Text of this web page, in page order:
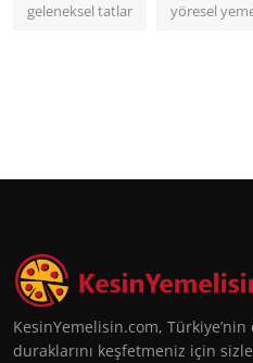
geleneksel tatlar yöresel
KesinYemelisin.com,
duraklarını keşfetmeniz için